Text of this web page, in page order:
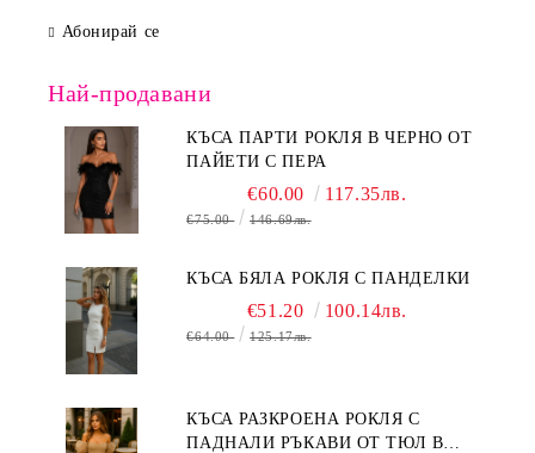
Абонирай се
Най-продавани
КЪСА ПАРТИ РОКЛЯ В ЧЕРНО ОТ
ПАЙЕТИ С ПЕРА
€60.00 117.35лв.
€75.00 146.69лв.
КЪСА БЯЛА РОКЛЯ С ПАНДЕЛКИ
€51.20 100.14лв.
€64.00 125.17лв.
КЪСА РАЗКРОЕНА РОКЛЯ С
ПАДНАЛИ РЪКАВИ ОТ ТЮЛ В